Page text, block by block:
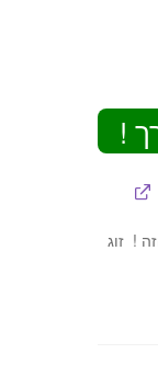
!
! זוג